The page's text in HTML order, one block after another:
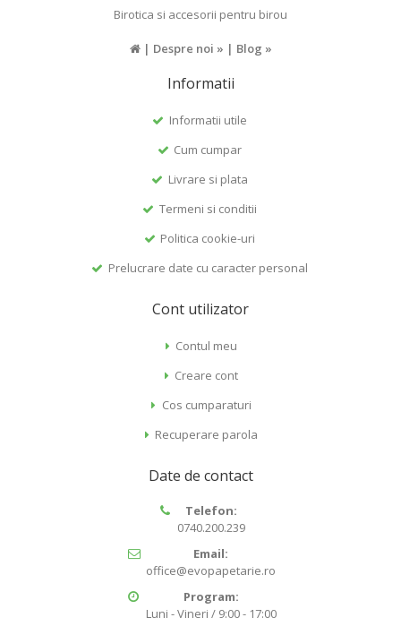
Birotica si accesorii pentru birou
| Despre noi » | Blog »
Informatii
Informatii utile
Cum cumpar
Livrare si plata
Termeni si conditii
Politica cookie-uri
Prelucrare date cu caracter personal
Cont utilizator
Contul meu
Creare cont
Cos cumparaturi
Recuperare parola
Date de contact
Telefon:
0740.200.239
Email:
office@evopapetarie.ro
Program:
Luni - Vineri / 9:00 - 17:00